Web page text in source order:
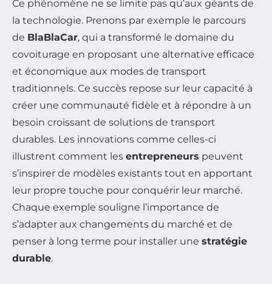
Ce phénomène ne se limite pas qu’aux géants de
la technologie. Prenons par exemple le parcours
de BlaBlaCar, qui a transformé le domaine du
covoiturage en proposant une alternative efficace
et économique aux modes de transport
traditionnels. Ce succès repose sur leur capacité à
créer une communauté fidèle et à répondre à un
besoin croissant de solutions de transport
durables. Les innovations comme celles-ci
illustrent comment les entrepreneurs peuvent
s’inspirer de modèles existants tout en apportant
leur propre touche pour conquérir leur marché.
Chaque exemple souligne l’importance de
s’adapter aux changements du marché et de
penser à long terme pour installer une stratégie
durable.